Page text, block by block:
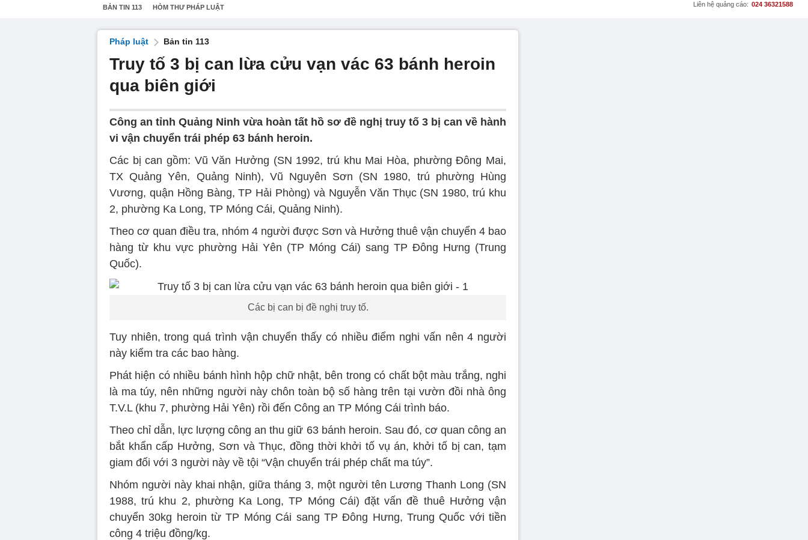
BẢN TIN 113 HÒM THƯ PHÁP LUẬT Liên hệ quảng cáo: 024 36321588
Pháp luật Bản tin 113
Truy tố 3 bị can lừa cửu vạn vác 63 bánh heroin
qua biên giới
Công an tỉnh Quảng Ninh vừa hoàn tất hồ sơ đề nghị truy tố 3 bị can về hành
vi vận chuyển trái phép 63 bánh heroin.
Các bị can gồm: Vũ Văn Hưởng (SN 1992, trú khu Mai Hòa, phường Đông Mai,
TX Quảng Yên, Quảng Ninh), Vũ Nguyên Sơn (SN 1980, trú phường Hùng
Vương, quận Hồng Bàng, TP Hải Phòng) và Nguyễn Văn Thục (SN 1980, trú khu
2, phường Ka Long, TP Móng Cái, Quảng Ninh).
Theo cơ quan điều tra, nhóm 4 người được Sơn và Hưởng thuê vận chuyển 4 bao
hàng từ khu vực phường Hải Yên (TP Móng Cái) sang TP Đông Hưng (Trung
Quốc).
Các bị can bị đề nghị truy tố.
Tuy nhiên, trong quá trình vận chuyển thấy có nhiều điểm nghi vấn nên 4 người
này kiểm tra các bao hàng.
Phát hiện có nhiều bánh hình hộp chữ nhật, bên trong có chất bột màu trắng, nghi
là ma túy, nên những người này chôn toàn bộ số hàng trên tại vườn đồi nhà ông
T.V.L (khu 7, phường Hải Yên) rồi đến Công an TP Móng Cái trình báo.
Theo chỉ dẫn, lực lượng công an thu giữ 63 bánh heroin. Sau đó, cơ quan công an
bắt khẩn cấp Hưởng, Sơn và Thục, đồng thời khởi tố vụ án, khởi tố bị can, tạm
giam đối với 3 người này về tội “Vận chuyển trái phép chất ma túy”.
Nhóm người này khai nhận, giữa tháng 3, một người tên Lương Thanh Long (SN
1988, trú khu 2, phường Ka Long, TP Móng Cái) đặt vấn đề thuê Hưởng vận
chuyển 30kg heroin từ TP Móng Cái sang TP Đông Hưng, Trung Quốc với tiền
công 4 triệu đồng/kg.